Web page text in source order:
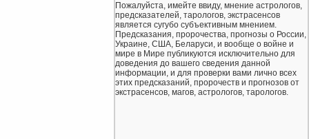
Пожалуйста, имейте ввиду, мнение астрологов,
предсказателей, тарологов, экстрасенсов
является сугубо субъективным мнением.
Предсказания, пророчества, прогнозы о России,
Украине, США, Беларуси, и вообще о войне и
мире в Мире публикуются исключительно для
доведения до вашего сведения данной
информации, и для проверки вами лично всех
этих предсказаний, пророчеств и прогнозов от
экстрасенсов, магов, астрологов, тарологов.